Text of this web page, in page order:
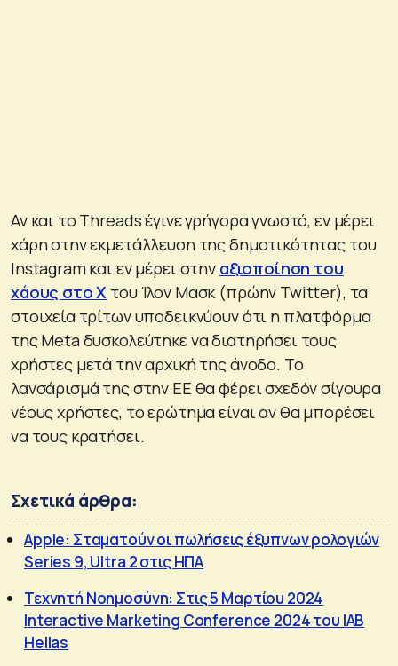
Αν και το Threads έγινε γρήγορα γνωστό, εν μέρει
χάρη στην εκμετάλλευση της δημοτικότητας του
Instagram και εν μέρει στην αξιοποίηση του
χάους στο X του Ίλον Μασκ (πρώην Twitter), τα
στοιχεία τρίτων υποδεικνύουν ότι η πλατφόρμα
της Meta δυσκολεύτηκε να διατηρήσει τους
χρήστες μετά την αρχική της άνοδο. Το
λανσάρισμά της στην ΕΕ θα φέρει σχεδόν σίγουρα
νέους χρήστες, το ερώτημα είναι αν θα μπορέσει
να τους κρατήσει.
Σχετικά άρθρα:
Apple: Σταματούν οι πωλήσεις έξυπνων ρολογιών
Series 9, Ultra 2 στις ΗΠΑ
Τεχνητή Νοημοσύνη: Στις 5 Μαρτίου 2024
Interactive Marketing Conference 2024 του ΙΑΒ
Hellas